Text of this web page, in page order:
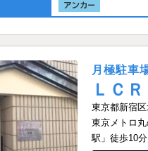
月極駐車
ＬＣ
東京都新宿
東京メトロ
駅」徒歩10